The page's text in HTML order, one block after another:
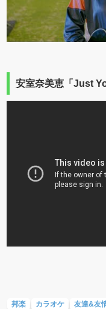
安室奈美恵「Just
邦楽 カラオケ 友達&友